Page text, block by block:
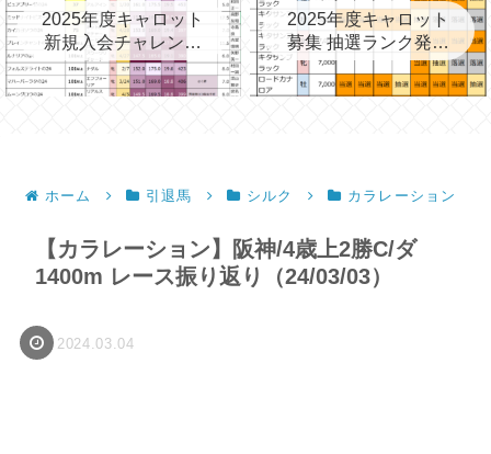
2025年度キャロット
新規入会チャレンジ
と第2次募集を考える
2025年度キャロット
募集 抽選ランク発表
(09/11)
ホーム 引退馬 シルク カラレーション
【カラレーション】阪神/4歳上2勝C/ダ
1400m レース振り返り（24/03/03）
2024.03.04